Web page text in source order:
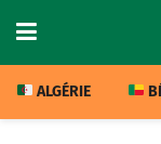
ALGÉRIE